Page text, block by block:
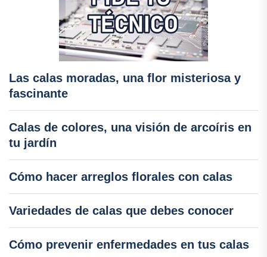
Las calas moradas, una flor misteriosa y
fascinante
Calas de colores, una visión de arcoíris en
tu jardín
Cómo hacer arreglos florales con calas
Variedades de calas que debes conocer
Cómo prevenir enfermedades en tus calas